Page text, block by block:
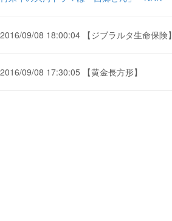
2016/09/08 18:00:04 【ジブラルタ生命保険】
2016/09/08 17:30:05 【黄金長方形】